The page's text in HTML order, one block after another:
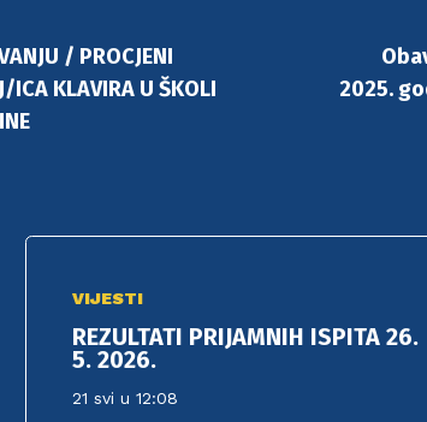
/ PROCJENI
ICA KLAVIRA U ŠKOLI
2025.
VIJESTI
REZULTATI PRIJAMNIH ISPITA 26.
5. 2026.
21 svi u 12:08